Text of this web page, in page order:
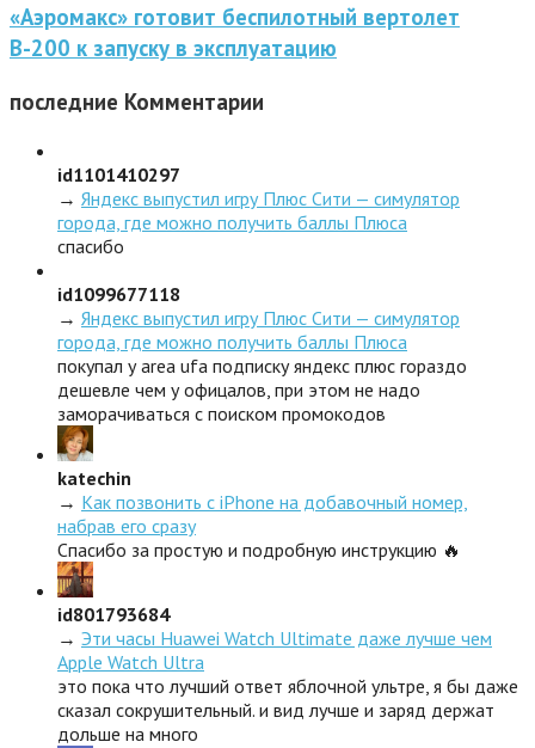
«Аэромакс» готовит беспилотный вертолет
В-200 к запуску в эксплуатацию
последние Комментарии
id1101410297
→ Яндекс выпустил игру Плюс Сити — симулятор
города, где можно получить баллы Плюса
спасибо
id1099677118
→ Яндекс выпустил игру Плюс Сити — симулятор
города, где можно получить баллы Плюса
покупал у area ufa подписку яндекс плюс гораздо
дешевле чем у офицалов, при этом не надо
заморачиваться с поиском промокодов
katechin
→ Как позвонить с iPhone на добавочный номер,
набрав его сразу
Спасибо за простую и подробную инструкцию 🔥
id801793684
→ Эти часы Huawei Watch Ultimate даже лучше чем
Apple Watch Ultra
это пока что лучший ответ яблочной ультре, я бы даже
сказал сокрушительный. и вид лучше и заряд держат
дольше на много